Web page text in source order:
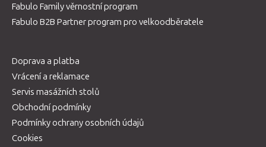
Fabulo Family věrnostní program
Fabulo B2B Partner program pro velkoodběratele
Doprava a platba
Vrácení a reklamace
Servis masážních stolů
Obchodní podmínky
Podmínky ochrany osobních údajů
Cookies